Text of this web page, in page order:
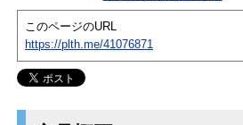
このページのURL
https://plth.me/41076871